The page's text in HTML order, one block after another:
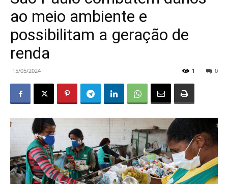
ao meio ambiente e
possibilitam a geração de
renda
15/05/2024 0
1